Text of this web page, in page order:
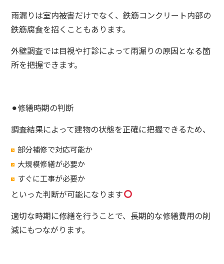
雨漏りは室内被害だけでなく、鉄筋コンクリート内部の
鉄筋腐食を招くこともあります。
外壁調査では目視や打診によって雨漏りの原因となる箇
所を把握できます。
⚫︎修繕時期の判断
調査結果によって建物の状態を正確に把握できるため、
部分補修で対応可能か
大規模修繕が必要か
すぐに工事が必要か
といった判断が可能になります
適切な時期に修繕を行うことで、長期的な修繕費用の削
減にもつながります。